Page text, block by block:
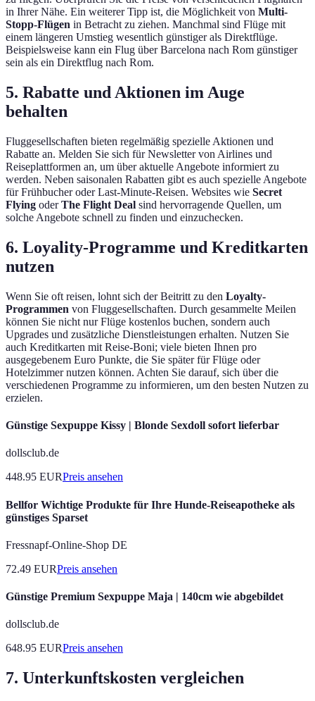
in Ihrer Nähe. Ein weiterer Tipp ist, die Möglichkeit von Multi-
Stopp-Flügen in Betracht zu ziehen. Manchmal sind Flüge mit
einem längeren Umstieg wesentlich günstiger als Direktflüge.
Beispielsweise kann ein Flug über Barcelona nach Rom günstiger
sein als ein Direktflug nach Rom.
5. Rabatte und Aktionen im Auge
behalten
Fluggesellschaften bieten regelmäßig spezielle Aktionen und
Rabatte an. Melden Sie sich für Newsletter von Airlines und
Reiseplattformen an, um über aktuelle Angebote informiert zu
werden. Neben saisonalen Rabatten gibt es auch spezielle Angebote
für Frühbucher oder Last-Minute-Reisen. Websites wie Secret
Flying oderThe Flight Deal sind hervorragende Quellen, um
solche Angebote schnell zu finden und einzuchecken.
6. Loyality-Programme und Kreditkarten
nutzen
Wenn Sie oft reisen, lohnt sich der Beitritt zu den Loyalty-
Programmen von Fluggesellschaften. Durch gesammelte Meilen
können Sie nicht nur Flüge kostenlos buchen, sondern auch
Upgrades und zusätzliche Dienstleistungen erhalten. Nutzen Sie
auch Kreditkarten mit Reise-Boni; viele bieten Ihnen pro
ausgegebenem Euro Punkte, die Sie später für Flüge oder
Hotelzimmer nutzen können. Achten Sie darauf, sich über die
verschiedenen Programme zu informieren, um den besten Nutzen zu
erzielen.
Günstige Sexpuppe Kissy | Blonde Sexdoll sofort lieferbar
dollsclub.de
448.95 EURPreis ansehen
Bellfor Wichtige Produkte für Ihre Hunde-Reiseapotheke als
günstiges Sparset
Fressnapf-Online-Shop DE
72.49 EURPreis ansehen
Günstige Premium Sexpuppe Maja | 140cm wie abgebildet
dollsclub.de
648.95 EURPreis ansehen
7. Unterkunftskosten vergleichen